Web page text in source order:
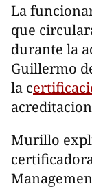
La
que
durante la
Guillermo
la c
Murillo